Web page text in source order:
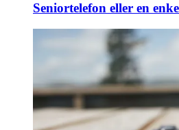
Seniortelefon eller en